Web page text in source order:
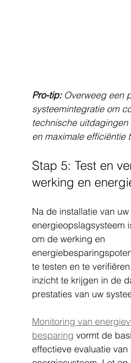
Pro-tip: Overweeg een
systeemintegratie om
technische uitdagingen
en maximale efficiëntie
Stap 5: Test en
werking en
Na de installatie van uw
energieopslagsysteem
om de werking en
te testen en te
inzicht te krijgen in de
prestaties van uw
Monitoring van
besparing vormt de
effectieve evaluatie van